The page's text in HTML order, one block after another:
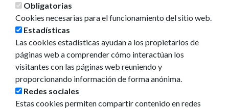
Planifica tu viaje
Actualidad
Noticias
Eventos
Redes sociales
Ruedas de prensa
Obligatorias
Cookies necesarias para el funcionamiento del sitio web.
Estadísticas
Las cookies estadísticas ayudan a los propietarios de
páginas web a comprender cómo interactúan los
visitantes con las páginas web reuniendo y
proporcionando información de forma anónima.
Redes sociales
Estas cookies permiten compartir contenido en redes